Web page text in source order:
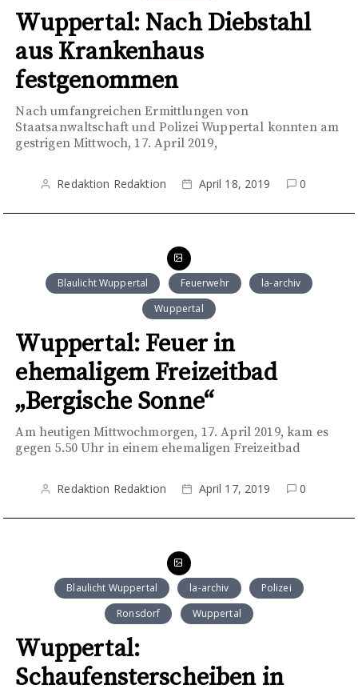
Wuppertal: Nach Diebstahl
aus Krankenhaus
festgenommen
Nach umfangreichen Ermittlungen von
Staatsanwaltschaft und Polizei Wuppertal konnten am
gestrigen Mittwoch, 17. April 2019,
Redaktion Redaktion April 18, 2019 0
Blaulicht Wuppertal Feuerwehr
la-archiv
Wuppertal
Wuppertal: Feuer in
ehemaligem Freizeitbad
„Bergische Sonne“
Am heutigen Mittwochmorgen, 17. April 2019, kam es
gegen 5.50 Uhr in einem ehemaligen Freizeitbad
Redaktion Redaktion April 17, 2019 0
Blaulicht Wuppertal la-archiv
Polizei
Ronsdorf
Wuppertal
Wuppertal:
Schaufensterscheiben in